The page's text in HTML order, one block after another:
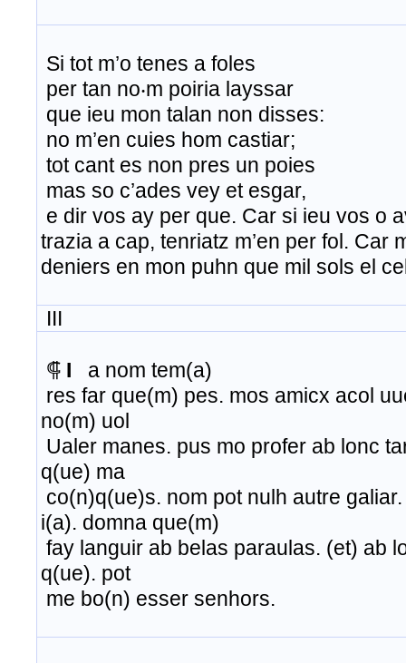
Si tot m’o tenes a foles
per tan no‧m poiria layssar
que ieu mon talan non disses:
no m’en cuies hom castiar;
tot cant es non pres un poies
mas so c’ades vey et esgar,
e dir vos ay per que. Car si ieu vos o
trazia a cap, tenriatz m’en per fol.
deniers en mon puhn que mil sols el
III
⸿ I a nom tem(a)
res far que(m) pes. mos amicx acol
no(m) uol
Ualer manes. pus mo profer ab lonc
q(ue) ma
co(n)q(ue)s. nom pot nulh autre
i(a). domna que(m)
fay languir ab belas paraulas. (et) ab
q(ue). pot
me bo(n) esser senhors.